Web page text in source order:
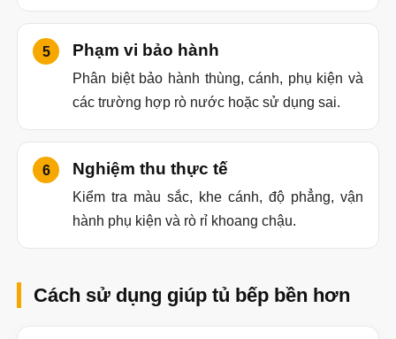
Phạm vi bảo hành
Phân biệt bảo hành thùng, cánh, phụ kiện và
các trường hợp rò nước hoặc sử dụng sai.
Nghiệm thu thực tế
Kiểm tra màu sắc, khe cánh, độ phẳng, vận
hành phụ kiện và rò rỉ khoang chậu.
Cách sử dụng giúp tủ bếp bền hơn